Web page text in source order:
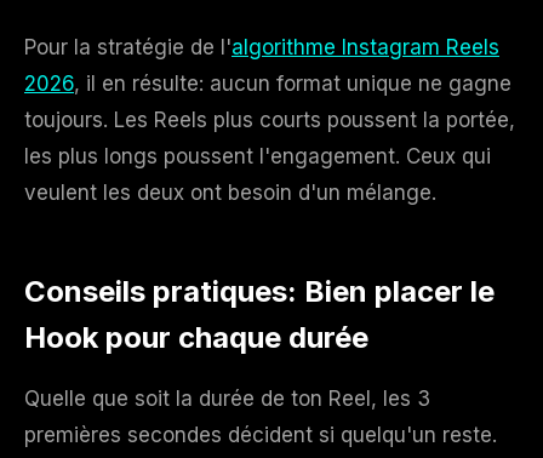
Pour la stratégie de l'algorithme Instagram Reels
2026, il en résulte: aucun format unique ne gagne
toujours. Les Reels plus courts poussent la portée,
les plus longs poussent l'engagement. Ceux qui
veulent les deux ont besoin d'un mélange.
Conseils pratiques: Bien placer le
Hook pour chaque durée
Quelle que soit la durée de ton Reel, les 3
premières secondes décident si quelqu'un reste.